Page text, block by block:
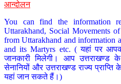
आन्दोलन
You can find the information
Uttarakhand, Social Movements
from Uttarakhand and information
and its Martyrs etc. ( यहां पर
जानकारी मिलेगी। आप उत्तराखण्ड
सेनानियों और उत्तराखण्ड राज्य
यहां जान सकते हैं।)